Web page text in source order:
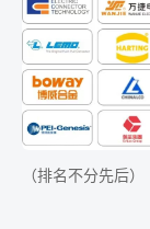
（排名不分先后）